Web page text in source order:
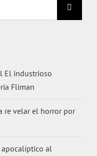
El industrioso
Fliman
re velar el horror por
apocalíptico al